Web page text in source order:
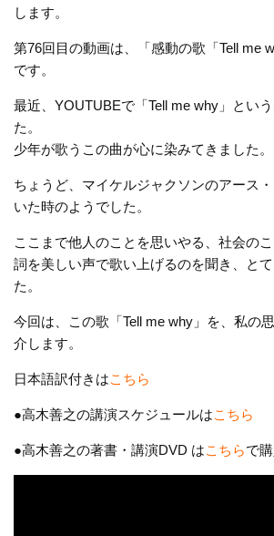
します。
第76回目の動画は、「感動の歌「Tell me
です。
最近、YOUTUBEで「Tell me why」とい
た。
少年が歌うこの曲が心に染みてきました。
ちょうど、マイケルジャクソンのアース
いた時のようでした。
ここまで他人のことを思いやる、社会の
詞を美しい声で歌い上げるのを聞き、と
た。
今回は、この歌「Tell me why」を、私の
介します。
日本語訳付きはこちら
●高木善之の講演スケジュールはこちら
●高木善之の著書・講演DVD はこちらで